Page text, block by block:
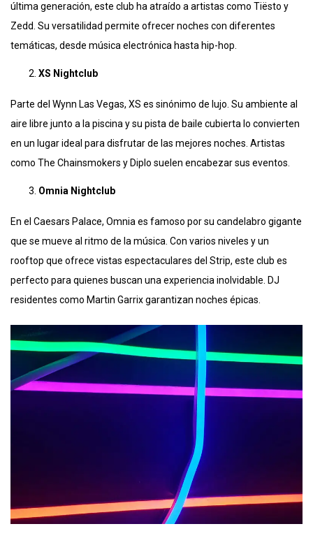
última generación, este club ha atraído a artistas como Tiësto y
Zedd. Su versatilidad permite ofrecer noches con diferentes
temáticas, desde música electrónica hasta hip-hop.
XS Nightclub
Parte del Wynn Las Vegas, XS es sinónimo de lujo. Su ambiente al
aire libre junto a la piscina y su pista de baile cubierta lo convierten
en un lugar ideal para disfrutar de las mejores noches. Artistas
como The Chainsmokers y Diplo suelen encabezar sus eventos.
Omnia Nightclub
En el Caesars Palace, Omnia es famoso por su candelabro gigante
que se mueve al ritmo de la música. Con varios niveles y un
rooftop que ofrece vistas espectaculares del Strip, este club es
perfecto para quienes buscan una experiencia inolvidable. DJ
residentes como Martin Garrix garantizan noches épicas.